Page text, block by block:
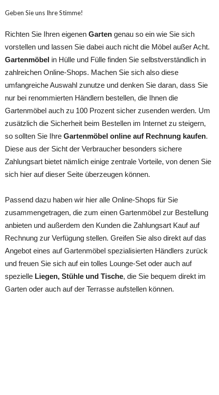
Geben Sie uns Ihre Stimme!
Richten Sie Ihren eigenen Garten genau so ein wie Sie sich
vorstellen und lassen Sie dabei auch nicht die Möbel außer Acht.
Gartenmöbel in Hülle und Fülle finden Sie selbstverständlich in
zahlreichen Online-Shops. Machen Sie sich also diese
umfangreiche Auswahl zunutze und denken Sie daran, dass Sie
nur bei renommierten Händlern bestellen, die Ihnen die
Gartenmöbel auch zu 100 Prozent sicher zusenden werden. Um
zusätzlich die Sicherheit beim Bestellen im Internet zu steigern,
so sollten Sie Ihre Gartenmöbel online auf Rechnung kaufen.
Diese aus der Sicht der Verbraucher besonders sichere
Zahlungsart bietet nämlich einige zentrale Vorteile, von denen Sie
sich hier auf dieser Seite überzeugen können.
Passend dazu haben wir hier alle Online-Shops für Sie
zusammengetragen, die zum einen Gartenmöbel zur Bestellung
anbieten und außerdem den Kunden die Zahlungsart Kauf auf
Rechnung zur Verfügung stellen. Greifen Sie also direkt auf das
Angebot eines auf Gartenmöbel spezialisierten Händlers zurück
und freuen Sie sich auf ein tolles Lounge-Set oder auch auf
spezielle Liegen, Stühle und Tische, die Sie bequem direkt im
Garten oder auch auf der Terrasse aufstellen können.